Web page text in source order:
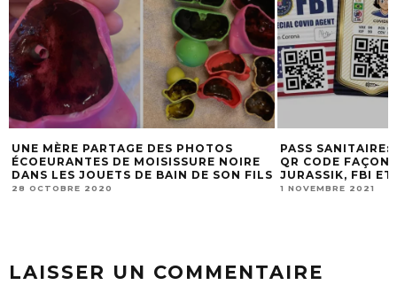
UNE MÈRE PARTAGE DES PHOTOS
ÉCOEURANTES DE MOISISSURE NOIRE
DANS LES JOUETS DE BAIN DE SON FILS
28 OCTOBRE 2020
PASS SANITAIRE:
QR CODE FAÇON
JURASSIK, FBI ET
1 NOVEMBRE 2021
LAISSER UN COMMENTAIRE